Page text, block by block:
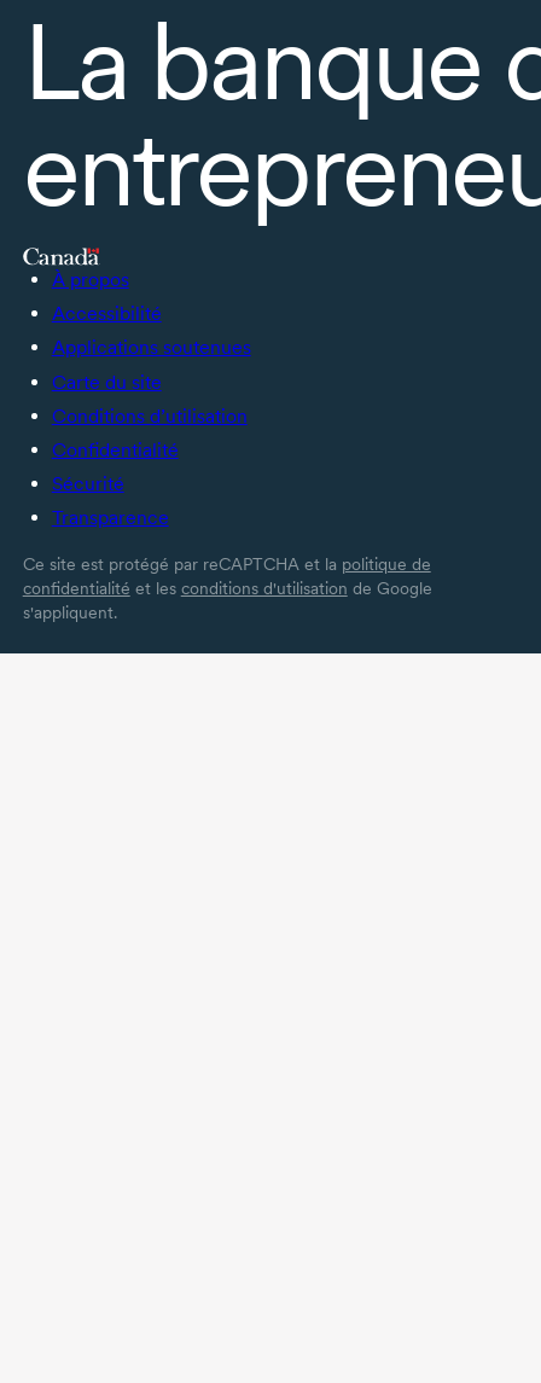
La banque
À propos
Accessibilité
Applications soutenues
Carte du site
Conditions d’utilisation
Confidentialité
Sécurité
Transparence
Ce site est protégé par reCAPTCHA et la politique de
confidentialité et les conditions d'utilisation de Google
s'appliquent.